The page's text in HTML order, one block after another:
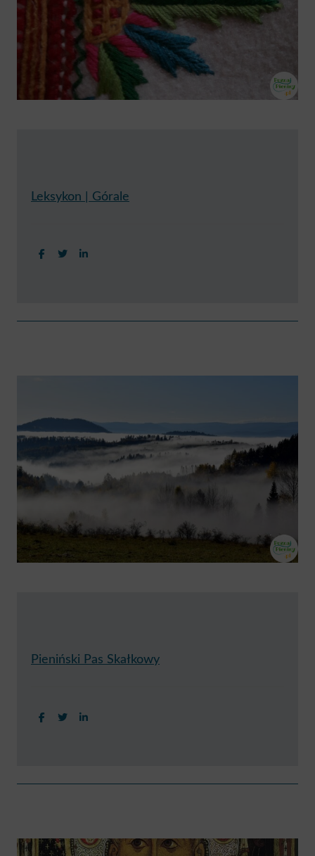
Leksykon | Górale
Pieniński Pas Skałkowy